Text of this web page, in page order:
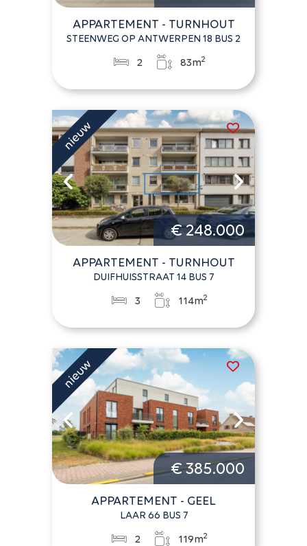
APPARTEMENT - TURNHOUT
STEENWEG OP ANTWERPEN 18 BUS 2
2 83m2
€ 248.000
APPARTEMENT - TURNHOUT
DUIFHUISSTRAAT 14 BUS 7
3 114m2
€ 385.000
APPARTEMENT - GEEL
LAAR 66 BUS 7
2 119m2